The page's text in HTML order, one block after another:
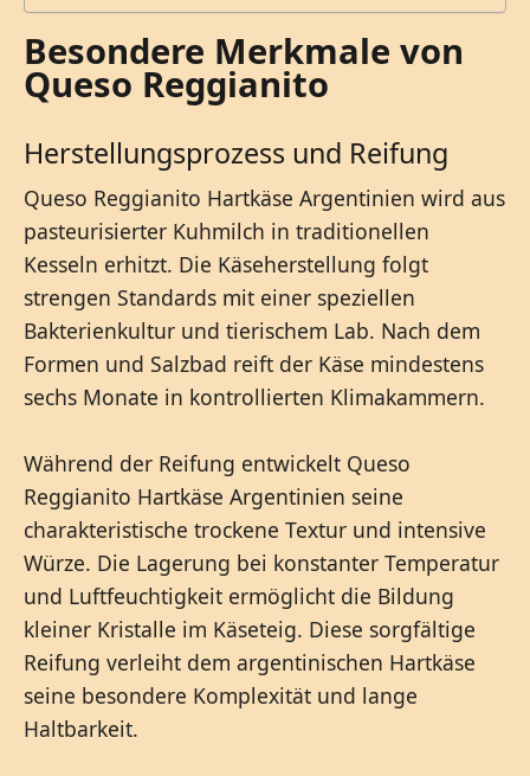
Besondere Merkmale von
Queso Reggianito
Herstellungsprozess und Reifung
Queso Reggianito Hartkäse Argentinien wird aus
pasteurisierter Kuhmilch in traditionellen
Kesseln erhitzt. Die Käseherstellung folgt
strengen Standards mit einer speziellen
Bakterienkultur und tierischem Lab. Nach dem
Formen und Salzbad reift der Käse mindestens
sechs Monate in kontrollierten Klimakammern.
Während der Reifung entwickelt Queso
Reggianito Hartkäse Argentinien seine
charakteristische trockene Textur und intensive
Würze. Die Lagerung bei konstanter Temperatur
und Luftfeuchtigkeit ermöglicht die Bildung
kleiner Kristalle im Käseteig. Diese sorgfältige
Reifung verleiht dem argentinischen Hartkäse
seine besondere Komplexität und lange
Haltbarkeit.